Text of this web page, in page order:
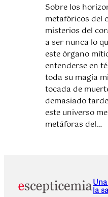
Sobre los
metafóricos del
misterios del
a ser nunca lo
este órgano
entenderse en
toda su magia
tocada de
demasiado
este universo
metáforas del…
la